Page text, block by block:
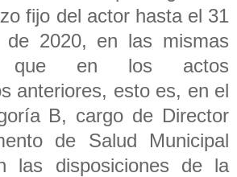
fijo del actor hasta el 31
de 2020, en las mismas
que en los actos
anteriores, esto es, en el
B, cargo de Director
de Salud Municipal
las disposiciones de la